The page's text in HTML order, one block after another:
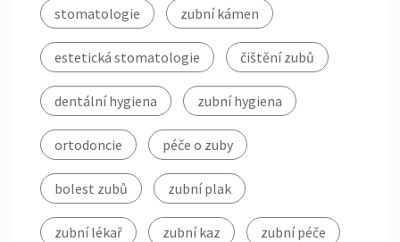
stomatologie zubní kámen
estetická stomatologie čištění zubů
dentální hygiena zubní hygiena
ortodoncie péče o zuby
bolest zubů zubní plak
zubní lékař zubní kaz zubní péče